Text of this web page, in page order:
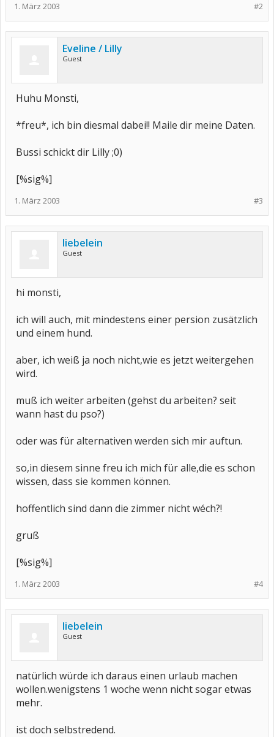
#2
1. März 2003
Eveline / Lilly
Guest
Huhu Monsti,
*freu*, ich bin diesmal dabei!! Maile dir meine Daten.
Bussi schickt dir Lilly ;0)
[%sig%]
#3
1. März 2003
liebelein
Guest
hi monsti,
ich will auch, mit mindestens einer persion zusätzlich
und einem hund.
aber, ich weiß ja noch nicht,wie es jetzt weitergehen
wird.
muß ich weiter arbeiten (gehst du arbeiten? seit
wann hast du pso?)
oder was für alternativen werden sich mir auftun.
so,in diesem sinne freu ich mich für alle,die es schon
wissen, dass sie kommen können.
hoffentlich sind dann die zimmer nicht wéch?!
gruß
[%sig%]
#4
1. März 2003
liebelein
Guest
natürlich würde ich daraus einen urlaub machen
wollen.wenigstens 1 woche wenn nicht sogar etwas
mehr.
ist doch selbstredend.